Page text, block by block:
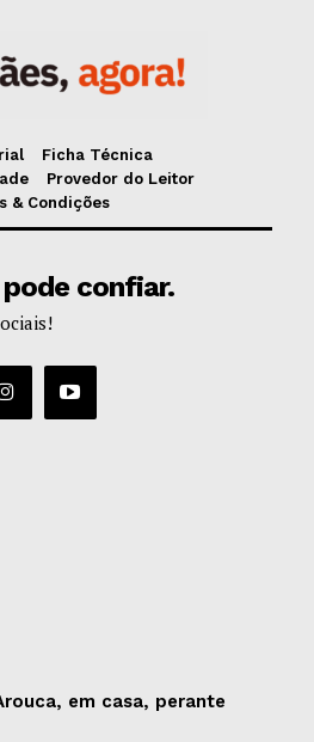
Ficha Técnica
Provedor do Leitor
& Condições
confiar.
em casa, perante